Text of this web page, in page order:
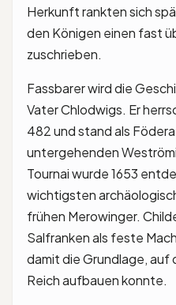
Herkunft rankten sich
den Königen einen fast
zuschrieben.
Fassbarer wird die
Vater Chlodwigs. Er
482 und stand als
untergehenden
Tournai wurde 1653
wichtigsten
frühen Merowinger.
Salfranken als feste
damit die Grundlage, auf
Reich aufbauen konnte.